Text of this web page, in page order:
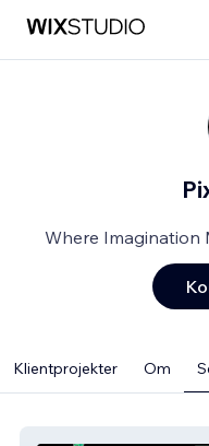
Where Imagination
Klientprojekter Om